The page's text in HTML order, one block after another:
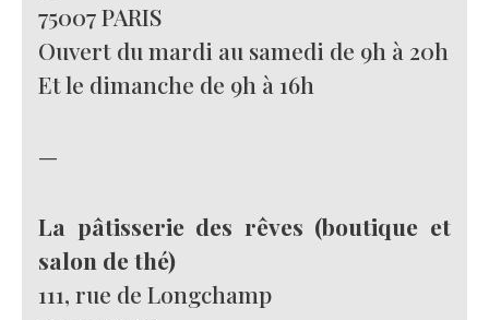
75007 PARIS
Ouvert du mardi au samedi de 9h à 20h
Et le dimanche de 9h à 16h
—
La pâtisserie des rêves (boutique et
salon de thé)
111, rue de Longchamp